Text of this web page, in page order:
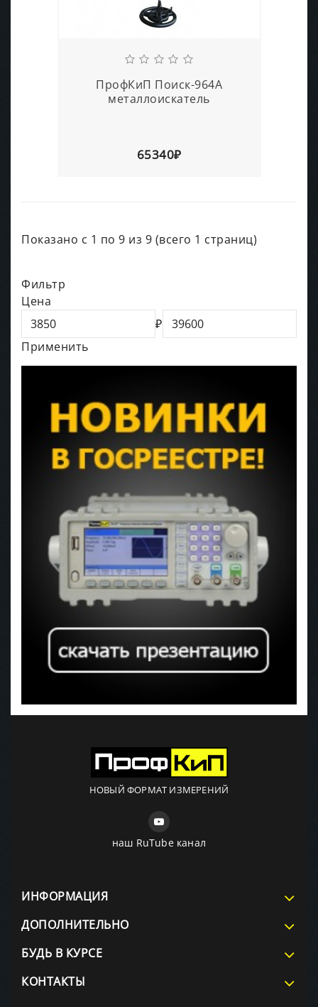
ПрофКиП Поиск-964А
металлоискатель
65340₽
Показано с 1 по 9 из 9 (всего 1 страниц)
Фильтр
Цена
₽
Применить
НОВЫЙ ФОРМАТ ИЗМЕРЕНИЙ
наш RuTube канал
ИНФОРМАЦИЯ
ДОПОЛНИТЕЛЬНО
БУДЬ В КУРСЕ
КОНТАКТЫ